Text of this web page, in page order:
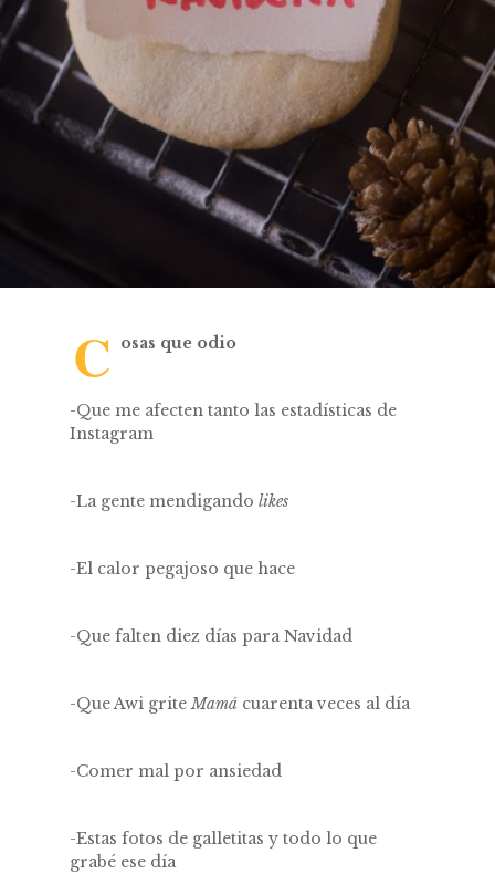
C osas que odio
-Que me afecten tanto las estadísticas de
Instagram
-La gente mendigando likes
-El calor pegajoso que hace
-Que falten diez días para Navidad
-Que Awi griteMamácuarenta veces al día
-Comer mal por ansiedad
-Estas fotos de galletitas y todo lo que
grabé ese día